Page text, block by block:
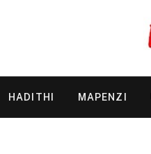
HADITHI MAPENZI